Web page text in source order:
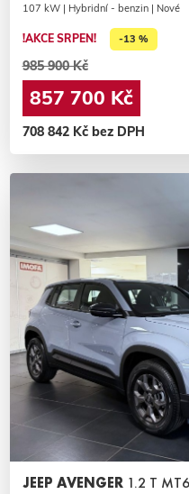
107 kW | Hybridní - benzin | Nové
!AKCE SRPEN! -13 %
985 900 Kč
857 700 Kč
708 842 Kč bez DPH
JEEP AVENGER 1.2 T